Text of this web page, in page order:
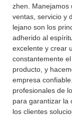
zhen. Manejamos
ventas, servicio y
lejano son los
adherido al
excelente y crear
constantemente
producto, y
empresa
profesionales de
para garantizar la
los clientes